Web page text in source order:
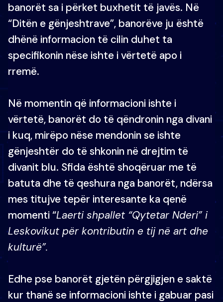
banorët sa i përket buxhetit të javës. Në
“Ditën e gënjeshtrave”, banorëve ju është
dhënë informacion të cilin duhet ta
specifikonin nëse ishte i vërtetë apo i
rremë.
Në momentin që informacioni ishte i
vërtetë, banorët do të qëndronin nga divani
i kuq, mirëpo nëse mendonin se ishte
gënjeshtër do të shkonin në drejtim të
divanit blu. Sfida është shoqëruar me të
batuta dhe të qeshura nga banorët, ndërsa
mes titujve tepër interesante ka qenë
momenti “Laerti shpallet “Qytetar Nderi” i
Leskovikut për kontributin e tij në art dhe
kulturë”.
Edhe pse banorët gjetën përgjigjen e saktë
kur thanë se informacioni ishte i gabuar pasi